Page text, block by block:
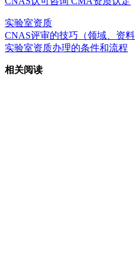
实验室资质
CNAS评审的技巧（领域、资
实验室资质办理的条件和流程
相关阅读